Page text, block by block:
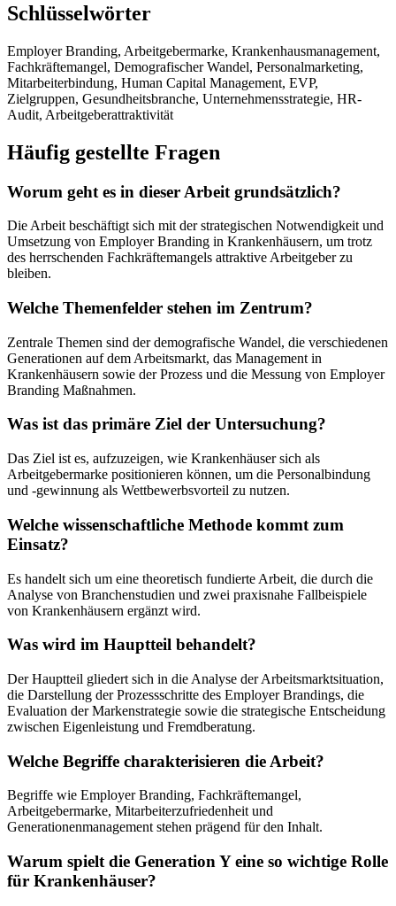
Schlüsselwörter
Employer Branding, Arbeitgebermarke, Krankenhausmanagement,
Fachkräftemangel, Demografischer Wandel, Personalmarketing,
Mitarbeiterbindung, Human Capital Management, EVP,
Zielgruppen, Gesundheitsbranche, Unternehmensstrategie, HR-
Audit, Arbeitgeberattraktivität
Häufig gestellte Fragen
Worum geht es in dieser Arbeit grundsätzlich?
Die Arbeit beschäftigt sich mit der strategischen Notwendigkeit und
Umsetzung von Employer Branding in Krankenhäusern, um trotz
des herrschenden Fachkräftemangels attraktive Arbeitgeber zu
bleiben.
Welche Themenfelder stehen im Zentrum?
Zentrale Themen sind der demografische Wandel, die verschiedenen
Generationen auf dem Arbeitsmarkt, das Management in
Krankenhäusern sowie der Prozess und die Messung von Employer
Branding Maßnahmen.
Was ist das primäre Ziel der Untersuchung?
Das Ziel ist es, aufzuzeigen, wie Krankenhäuser sich als
Arbeitgebermarke positionieren können, um die Personalbindung
und -gewinnung als Wettbewerbsvorteil zu nutzen.
Welche wissenschaftliche Methode kommt zum
Einsatz?
Es handelt sich um eine theoretisch fundierte Arbeit, die durch die
Analyse von Branchenstudien und zwei praxisnahe Fallbeispiele
von Krankenhäusern ergänzt wird.
Was wird im Hauptteil behandelt?
Der Hauptteil gliedert sich in die Analyse der Arbeitsmarktsituation,
die Darstellung der Prozessschritte des Employer Brandings, die
Evaluation der Markenstrategie sowie die strategische Entscheidung
zwischen Eigenleistung und Fremdberatung.
Welche Begriffe charakterisieren die Arbeit?
Begriffe wie Employer Branding, Fachkräftemangel,
Arbeitgebermarke, Mitarbeiterzufriedenheit und
Generationenmanagement stehen prägend für den Inhalt.
Warum spielt die Generation Y eine so wichtige Rolle
für Krankenhäuser?